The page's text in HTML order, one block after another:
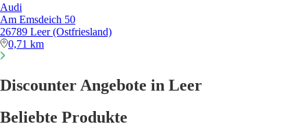
Audi
Am Emsdeich 50
26789 Leer (Ostfriesland)
0,71 km
Discounter Angebote in Leer
Beliebte Produkte